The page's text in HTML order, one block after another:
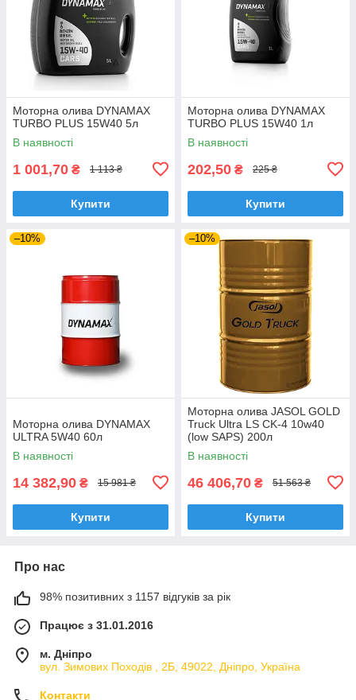
Моторна олива DYNAMAX
TURBO PLUS 15W40 5л
В наявності
1 001,70 ₴ 1 113 ₴
Купити
Моторна олива DYNAMAX
TURBO PLUS 15W40 1л
В наявності
202,50 ₴ 225 ₴
Купити
–10%
Моторна олива DYNAMAX
ULTRA 5W40 60л
В наявності
14 382,90 ₴ 15 981 ₴
Купити
–10%
Моторна олива JASOL GOLD
Truck Ultra LS CK-4 10w40
(low SAPS) 200л
В наявності
46 406,70 ₴ 51 563 ₴
Купити
Про нас
98% позитивних з 1157 відгуків за рік
Працює з 31.01.2016
м. Дніпро
вул. Зимових Походiв , 2Б, 49022, Дніпро, Україна
Контакти